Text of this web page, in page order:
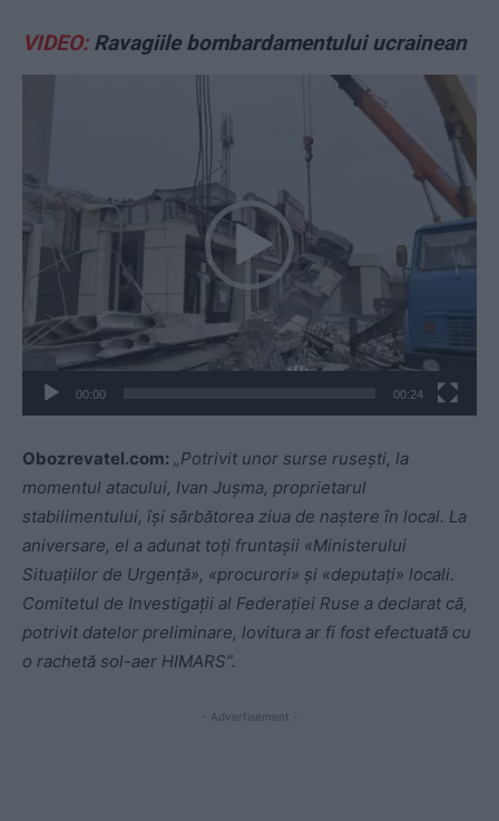
VIDEO:Ravagiile bombardamentului ucrainean
r
e
00:00 00:24
Obozrevatel.com:
„Potrivit unor surse rusești, la
momentul atacului, Ivan Jușma, proprietarul
stabilimentului, își sărbătorea ziua de naștere în local. La
aniversare, el a adunat toți fruntașii «Ministerului
Situațiilor de Urgență», «procurori» și «deputați» locali.
Comitetul de Investigații al Federației Ruse a declarat că,
potrivit datelor preliminare, lovitura ar fi fost efectuată cu
o rachetă sol-aer HIMARS”.
- Advertisement -